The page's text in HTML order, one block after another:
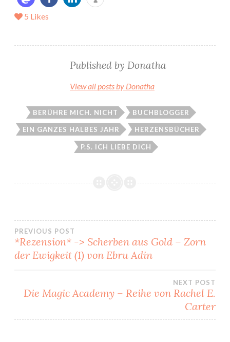
5 Likes
Published by Donatha
View all posts by Donatha
BERÜHRE MICH. NICHT BUCHBLOGGER
EIN GANZES HALBES JAHR HERZENSBÜCHER
P.S. ICH LIEBE DICH
Beitragsnavigation
PREVIOUS POST
*Rezension* -> Scherben aus Gold – Zorn
der Ewigkeit (1) von Ebru Adin
NEXT POST
Die Magic Academy – Reihe von Rachel E.
Carter